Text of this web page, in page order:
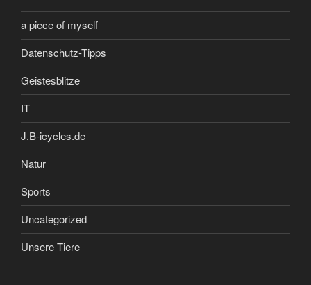
a piece of myself
Datenschutz-Tipps
Geistesblitze
IT
J.B-icycles.de
Natur
Sports
Uncategorized
Unsere Tiere